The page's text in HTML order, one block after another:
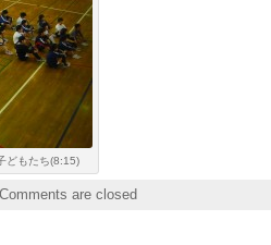
どもたち(8:15)
Comments are closed